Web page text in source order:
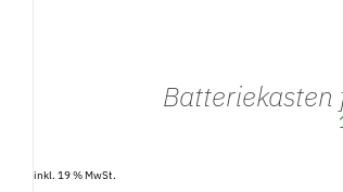
Batteriekasten
inkl. 19 % MwSt.